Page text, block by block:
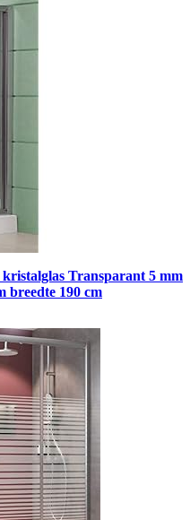
Transparant 5 mm
breedte 190 cm